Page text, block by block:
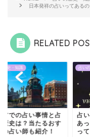
日本発祥の占いってある
RELATED
歴史・知識
アでの占い事情と占
歴史は？当たるおす
の占い師も紹介！
占い
占
あ
っ